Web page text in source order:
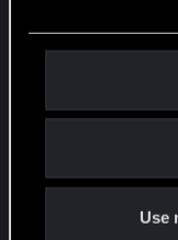
Use
・追尾型のグレ
・追尾型グレネ
遊したまま、そ
尾するか分から
・GASH 対人グ